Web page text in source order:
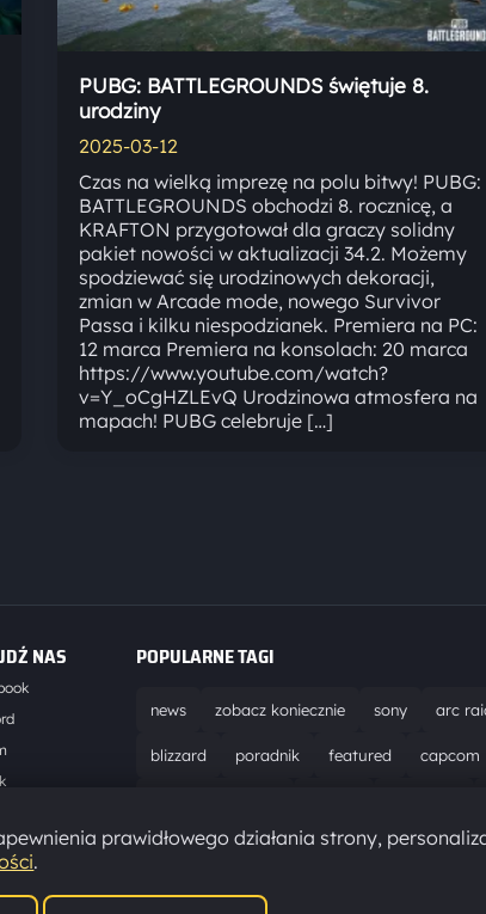
PUBG: BATTLEGROUNDS świętuje 8.
urodziny
2025-03-12
Czas na wielką imprezę na polu bitwy! PUBG:
BATTLEGROUNDS obchodzi 8. rocznicę, a
KRAFTON przygotował dla graczy solidny
pakiet nowości w aktualizacji 34.2. Możemy
spodziewać się urodzinowych dekoracji,
zmian w Arcade mode, nowego Survivor
Passa i kilku niespodzianek. Premiera na PC:
12 marca Premiera na konsolach: 20 marca
https://www.youtube.com/watch?
v=Y_oCgHZLEvQ Urodzinowa atmosfera na
mapach! PUBG celebruje […]
NAS POPULARNE TAGI
news zobacz koniecznie sony arc
blizzard poradnik featured capcom
aktualizacja pc epic games hytale
prawidłowego działania strony,
.